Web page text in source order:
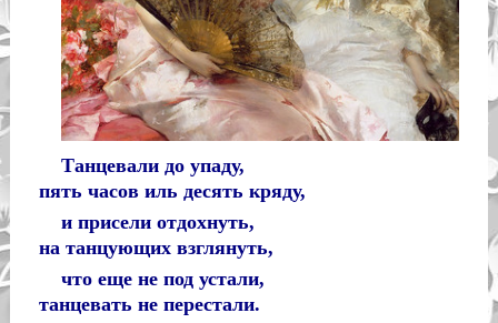
Танцевали до упаду,
пять часов иль десять кряду,
и присели отдохнуть,
на танцующих взглянуть,
что еще не под устали,
танцевать не перестали.